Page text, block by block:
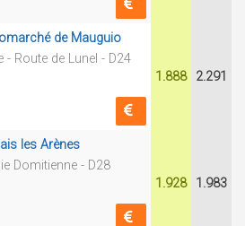
de Mauguio
- Route de Lunel - D24
1.888 2.291
les Arènes
Domitienne - D28
1.928 1.983